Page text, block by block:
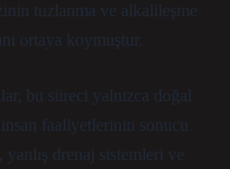
tuzlanma ve alkalileşme
ortaya koymuştur.
bu süreci yalnızca doğal
faaliyetlerinin sonucu
yanlış drenaj sistemleri ve